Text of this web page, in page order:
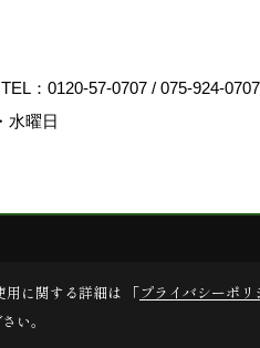
TEL： 0120-57-0707 / 075-924-0707
水曜日
用に関する詳細は 「プライバシーポリ
い。